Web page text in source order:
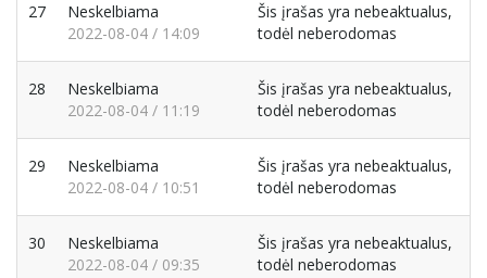
27
Neskelbiama
2022-08-04 / 14:09
Šis įrašas yra nebeaktualus,
todėl neberodomas
28
Neskelbiama
2022-08-04 / 11:19
Šis įrašas yra nebeaktualus,
todėl neberodomas
29
Neskelbiama
2022-08-04 / 10:51
Šis įrašas yra nebeaktualus,
todėl neberodomas
30
Neskelbiama
2022-08-04 / 09:35
Šis įrašas yra nebeaktualus,
todėl neberodomas